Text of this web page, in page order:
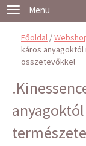
Toggle
navigation
Főoldal /
káros
összetevőkkel